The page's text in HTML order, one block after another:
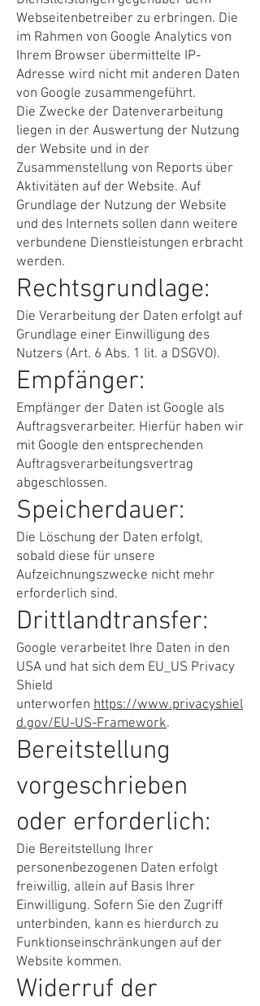
Webseitenbetreiber zu erbringen. Die
im Rahmen von Google Analytics von
Ihrem Browser übermittelte IP-
Adresse wird nicht mit anderen Daten
von Google zusammengeführt.
Die Zwecke der Datenverarbeitung
liegen in der Auswertung der Nutzung
der Website und in der
Zusammenstellung von Reports über
Aktivitäten auf der Website. Auf
Grundlage der Nutzung der Website
und des Internets sollen dann weitere
verbundene Dienstleistungen erbracht
werden.
Rechtsgrundlage:
Die Verarbeitung der Daten erfolgt auf
Grundlage einer Einwilligung des
Nutzers (Art. 6 Abs. 1 lit. a DSGVO).
Empfänger:
Empfänger der Daten ist Google als
Auftragsverarbeiter. Hierfür haben wir
mit Google den entsprechenden
Auftragsverarbeitungsvertrag
abgeschlossen.
Speicherdauer:
Die Löschung der Daten erfolgt,
sobald diese für unsere
Aufzeichnungszwecke nicht mehr
erforderlich sind.
Drittlandtransfer:
Google verarbeitet Ihre Daten in den
USA und hat sich dem EU_US Privacy
Shield
unterworfen https://www.privacyshiel
d.gov/EU-US-Framework.
Bereitstellung
vorgeschrieben
oder erforderlich:
Die Bereitstellung Ihrer
personenbezogenen Daten erfolgt
freiwillig, allein auf Basis Ihrer
Einwilligung. Sofern Sie den Zugriff
unterbinden, kann es hierdurch zu
Funktionseinschränkungen auf der
Website kommen.
Widerruf der